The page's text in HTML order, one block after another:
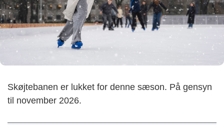
Skøjtebanen er lukket for denne sæson. På gensyn
til november 2026.